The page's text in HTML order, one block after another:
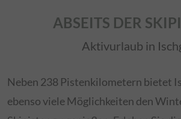
ABSEITS DER
Aktivurlaub in
Neben 238 Pistenkilometern bietet
ebenso viele Möglichkeiten den